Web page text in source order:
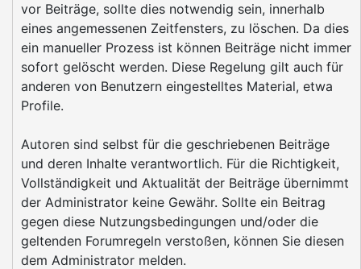
vor Beiträge, sollte dies notwendig sein, innerhalb
eines angemessenen Zeitfensters, zu löschen. Da dies
ein manueller Prozess ist können Beiträge nicht immer
sofort gelöscht werden. Diese Regelung gilt auch für
anderen von Benutzern eingestelltes Material, etwa
Profile.
Autoren sind selbst für die geschriebenen Beiträge
und deren Inhalte verantwortlich. Für die Richtigkeit,
Vollständigkeit und Aktualität der Beiträge übernimmt
der Administrator keine Gewähr. Sollte ein Beitrag
gegen diese Nutzungsbedingungen und/oder die
geltenden Forumregeln verstoßen, können Sie diesen
dem Administrator melden.